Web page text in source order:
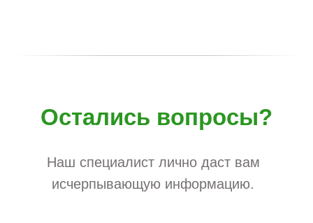
Остались вопросы?
Наш специалист лично даст вам
исчерпывающую информацию.